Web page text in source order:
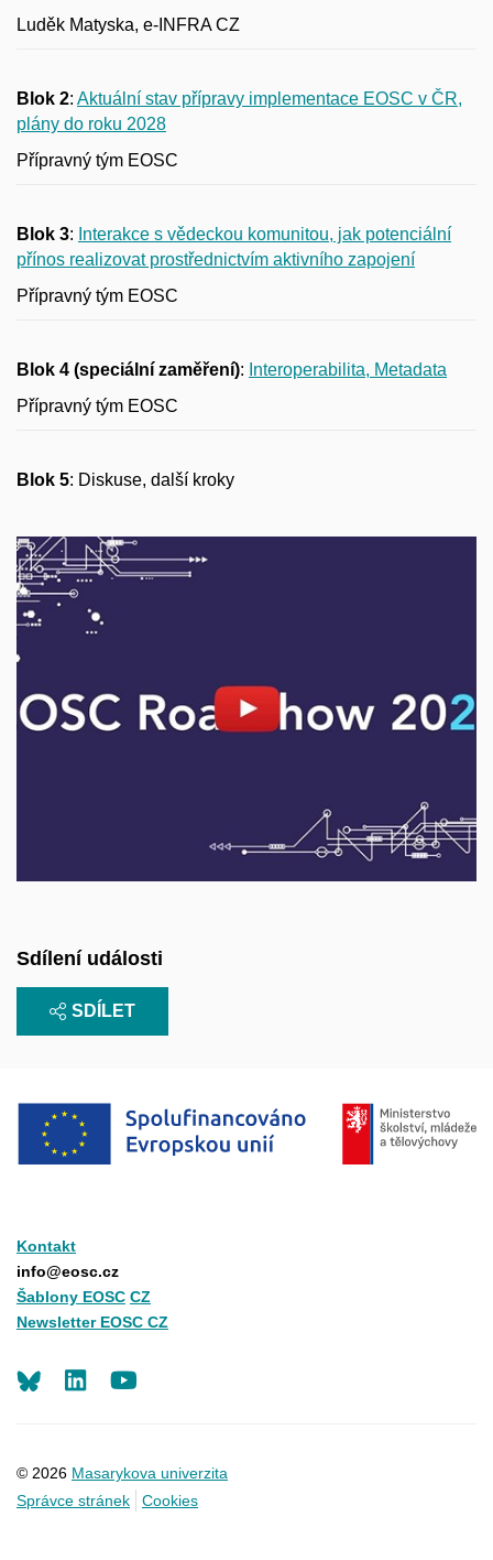
Luděk Matyska, e-INFRA CZ
Blok 2: Aktuální stav přípravy implementace EOSC v ČR,
plány do roku 2028
Přípravný tým EOSC
Blok 3: Interakce s vědeckou komunitou, jak potenciální
přínos realizovat prostřednictvím aktivního zapojení
Přípravný tým EOSC
Blok 4 (speciální zaměření): Interoperabilita, Metadata
Přípravný tým EOSC
Blok 5: Diskuse, další kroky
Povolit cookies a přehrát
Sdílení události
SDÍLET
Kontakt
info@eosc.cz
Šablony EOSC CZ
Newsletter EOSC CZ
© 2026 Masarykova univerzita
Správce stránek
Cookies
LinkedIn